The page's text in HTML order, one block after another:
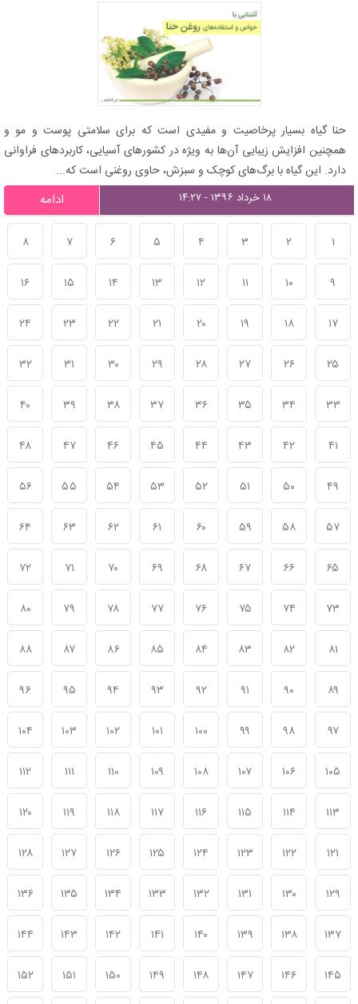
حنا گیاه بسیار پرخاصیت و مفیدی است که برای سلامتی پوست و مو و
همچنین افزایش زیبایی آن‌ها به ویژه در کشورهای آسیایی، کاربردهای فراوانی
دارد. این گیاه با برگ‌های کوچک و سبزش، حاوی روغنی است که...
۱۸ خرداد ۱۳۹۶ - ۱۴:۲۷ ادامه
۱ ۲ ۳ ۴ ۵ ۶ ۷ ۸
۹ ۱۰ ۱۱ ۱۲ ۱۳ ۱۴ ۱۵ ۱۶
۱۷ ۱۸ ۱۹ ۲۰ ۲۱ ۲۲ ۲۳ ۲۴
۲۵ ۲۶ ۲۷ ۲۸ ۲۹ ۳۰ ۳۱ ۳۲
۳۳ ۳۴ ۳۵ ۳۶ ۳۷ ۳۸ ۳۹ ۴۰
۴۱ ۴۲ ۴۳ ۴۴ ۴۵ ۴۶ ۴۷ ۴۸
۴۹ ۵۰ ۵۱ ۵۲ ۵۳ ۵۴ ۵۵ ۵۶
۵۷ ۵۸ ۵۹ ۶۰ ۶۱ ۶۲ ۶۳ ۶۴
۶۵ ۶۶ ۶۷ ۶۸ ۶۹ ۷۰ ۷۱ ۷۲
۷۳ ۷۴ ۷۵ ۷۶ ۷۷ ۷۸ ۷۹ ۸۰
۸۱ ۸۲ ۸۳ ۸۴ ۸۵ ۸۶ ۸۷ ۸۸
۸۹ ۹۰ ۹۱ ۹۲ ۹۳ ۹۴ ۹۵ ۹۶
۹۷ ۹۸ ۹۹ ۱۰۰ ۱۰۱ ۱۰۲ ۱۰۳ ۱۰۴
۱۰۵ ۱۰۶ ۱۰۷ ۱۰۸ ۱۰۹ ۱۱۰ ۱۱۱ ۱۱۲
۱۱۳ ۱۱۴ ۱۱۵ ۱۱۶ ۱۱۷ ۱۱۸ ۱۱۹ ۱۲۰
۱۲۱ ۱۲۲ ۱۲۳ ۱۲۴ ۱۲۵ ۱۲۶ ۱۲۷ ۱۲۸
۱۲۹ ۱۳۰ ۱۳۱ ۱۳۲ ۱۳۳ ۱۳۴ ۱۳۵ ۱۳۶
۱۳۷ ۱۳۸ ۱۳۹ ۱۴۰ ۱۴۱ ۱۴۲ ۱۴۳ ۱۴۴
۱۴۵ ۱۴۶ ۱۴۷ ۱۴۸ ۱۴۹ ۱۵۰ ۱۵۱ ۱۵۲